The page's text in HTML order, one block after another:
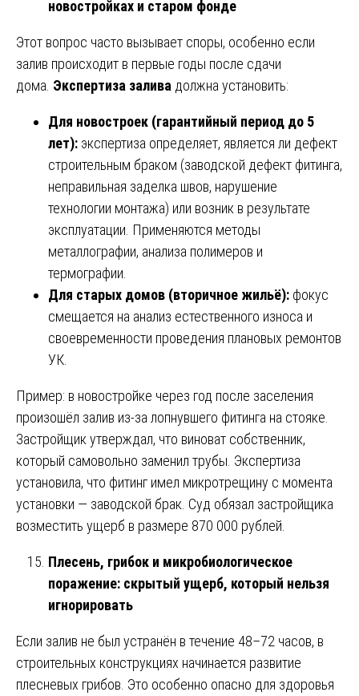
новостройках и старом фонде
Этот вопрос часто вызывает споры, особенно если
залив происходит в первые годы после сдачи
дома. Экспертиза залива должна установить:
Для новостроек (гарантийный период до 5
лет): экспертиза определяет, является ли дефект
строительным браком (заводской дефект фитинга,
неправильная заделка швов, нарушение
технологии монтажа) или возник в результате
эксплуатации. Применяются методы
металлографии, анализа полимеров и
термографии.
Для старых домов (вторичное жильё): фокус
смещается на анализ естественного износа и
своевременности проведения плановых ремонтов
УК.
Пример: в новостройке через год после заселения
произошёл залив из-за лопнувшего фитинга на стояке.
Застройщик утверждал, что виноват собственник,
который самовольно заменил трубы. Экспертиза
установила, что фитинг имел микротрещину с момента
установки — заводской брак. Суд обязал застройщика
возместить ущерб в размере 870 000 рублей.
Плесень, грибок и микробиологическое
поражение: скрытый ущерб, который нельзя
игнорировать
Если залив не был устранён в течение 48–72 часов, в
строительных конструкциях начинается развитие
плесневых грибов. Это особенно опасно для здоровья